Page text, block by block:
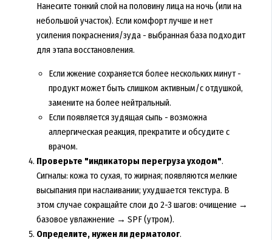
Нанесите тонкий слой на половину лица на ночь (или на
небольшой участок). Если комфорт лучше и нет
усиления покраснения/зуда - выбранная база подходит
для этапа восстановления.
Если жжение сохраняется более нескольких минут -
продукт может быть слишком активным/с отдушкой,
замените на более нейтральный.
Если появляется зудящая сыпь - возможна
аллергическая реакция, прекратите и обсудите с
врачом.
Проверьте "индикаторы перегруза уходом".
Сигналы: кожа то сухая, то жирная; появляются мелкие
высыпания при наслаивании; ухудшается текстура. В
этом случае сокращайте слои до 2-3 шагов: очищение →
базовое увлажнение → SPF (утром).
Определите, нужен ли дерматолог.